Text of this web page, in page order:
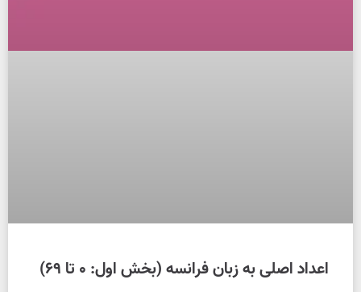
اعداد اصلی به زبان فرانسه (بخش اول: ۰ تا ۶۹)